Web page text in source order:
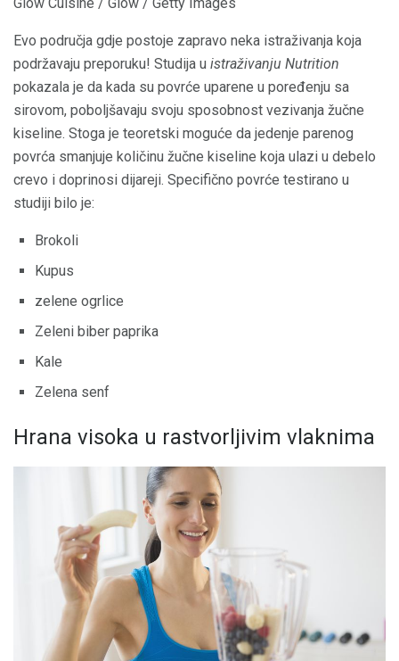
Evo područja gdje postoje zapravo neka istraživanja koja
podržavaju preporuku! Studija u istraživanju Nutrition
pokazala je da kada su povrće uparene u poređenju sa
sirovom, poboljšavaju svoju sposobnost vezivanja žučne
kiseline. Stoga je teoretski moguće da jedenje parenog
povrća smanjuje količinu žučne kiseline koja ulazi u debelo
crevo i doprinosi dijareji. Specifično povrće testirano u
studiji bilo je:
Brokoli
Kupus
zelene ogrlice
Zeleni biber paprika
Kale
Zelena senf
Hrana visoka u rastvorljivim vlaknima